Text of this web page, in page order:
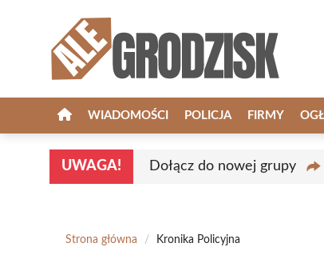
WIADOMOŚCI POLICJA FIRMY
UWAGA! Dołącz do nowej grupy
Strona główna / Kronika Policyjna